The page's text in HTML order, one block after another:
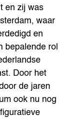
en zij was
waar
en
bepalende rol
Door het
de jaren
ook nu nog